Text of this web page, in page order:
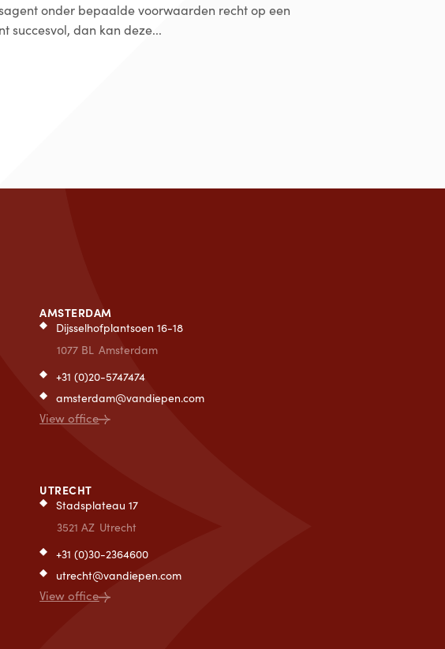
onder bepaalde voorwaarden recht op een
succesvol, dan kan deze...
AMSTERDAM
Dijsselhofplantsoen 16-18
1077 BL Amsterdam
+31 (0)20-5747474
amsterdam@vandiepen.com
View office
UTRECHT
Stadsplateau 17
3521 AZ Utrecht
+31 (0)30-2364600
utrecht@vandiepen.com
View office